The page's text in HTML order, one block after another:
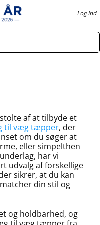
Log ind
af at tilbyde et
til væg tæpper, der
om du søger at
eller simpelthen
har vi
udvalg af forskellige
sikrer, at du kan
din stil og
og holdbarhed, og